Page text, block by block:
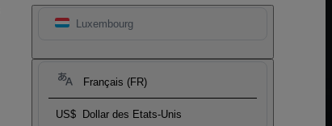
Luxembourg
Français (FR)
US$ Dollar des Etats-Unis